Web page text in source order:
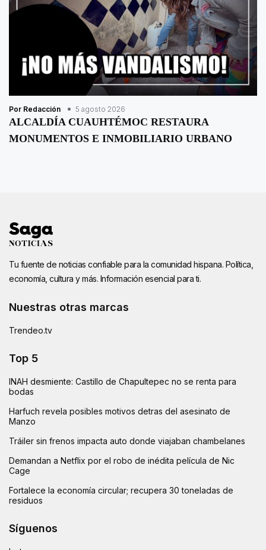
Por Redacción 5 agosto 2026
ALCALDÍA CUAUHTÉMOC RESTAURA
MONUMENTOS E INMOBILIARIO URBANO
Tu fuente de noticias confiable para la comunidad hispana. Política,
economía, cultura y más. Información esencial para ti.
Nuestras otras marcas
Trendeo.tv
Top 5
INAH desmiente: Castillo de Chapultepec no se renta para
bodas
Harfuch revela posibles motivos detras del asesinato de
Manzo
Tráiler sin frenos impacta auto donde viajaban chambelanes
Demandan a Netflix por el robo de inédita película de Nic
Cage
Fortalece la economía circular; recupera 30 toneladas de
residuos
Síguenos